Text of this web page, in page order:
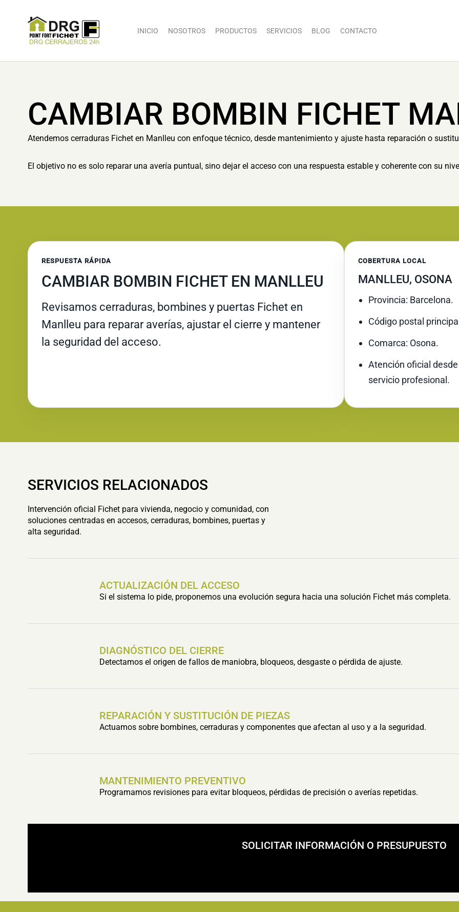
INICIO NOSOTROS PRODUCTOS SERVICIOS BLOG CONTACTO
CAMBIAR BOMBIN FICHET
Atendemos cerraduras Fichet en Manlleu con enfoque técnico, desde mantenimiento y ajuste hasta reparación o
El objetivo no es solo reparar una avería puntual, sino dejar el acceso con una respuesta estable y coherente con su
RESPUESTA RÁPIDA
CAMBIAR BOMBIN FICHET EN MANLLEU
Revisamos cerraduras, bombines y puertas Fichet en
Manlleu para reparar averías, ajustar el cierre y mantener
la seguridad del acceso.
COBERTURA LOCAL
MANLLEU, OSONA
Provincia: Barcelona.
Código postal
Comarca: Osona.
Atención oficial
servicio profesional.
SERVICIOS RELACIONADOS
Intervención oficial Fichet para vivienda, negocio y comunidad, con
soluciones centradas en accesos, cerraduras, bombines, puertas y
alta seguridad.
ACTUALIZACIÓN DEL ACCESO
Si el sistema lo pide, proponemos una evolución segura hacia una solución Fichet más completa.
DIAGNÓSTICO DEL CIERRE
Detectamos el origen de fallos de maniobra, bloqueos, desgaste o pérdida de ajuste.
REPARACIÓN Y SUSTITUCIÓN DE PIEZAS
Actuamos sobre bombines, cerraduras y componentes que afectan al uso y a la seguridad.
MANTENIMIENTO PREVENTIVO
Programamos revisiones para evitar bloqueos, pérdidas de precisión o averías repetidas.
SOLICITAR INFORMACIÓN O PRESUPUESTO